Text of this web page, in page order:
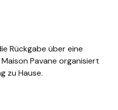
Rückgabe über eine
Pavane organisiert
zu Hause.